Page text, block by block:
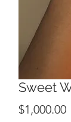
Sweet
$1,000.00